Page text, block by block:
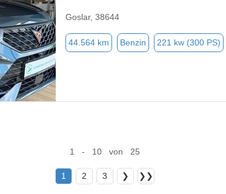
Goslar, 38644
44.564 km Benzin 221 kw (300 PS)
1 - 10 von 25
1 2 3 ❯ ❯❯